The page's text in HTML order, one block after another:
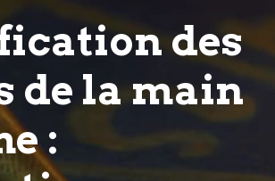
des
de la main
: